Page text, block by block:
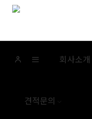
회사소개
견적문의